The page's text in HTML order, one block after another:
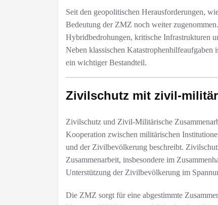
Seit den geopolitischen Herausforderungen,
Bedeutung der ZMZ noch weiter
Hybridbedrohungen, kritische Infrastrukturen
Neben klassischen
ein wichtiger Bestandteil.​
Zivilschutz mit zivil-
Zivilschutz und Zivil-Militärische
Kooperation zwischen militärischen
und der Zivilbevölkerung beschreibt.
Zusammenarbeit, insbesondere im
Unterstützung der Zivilbevölkerung im
Die ZMZ sorgt für eine abgestimmte